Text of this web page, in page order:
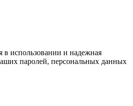
в использовании и надежная
паролей, персональных данных